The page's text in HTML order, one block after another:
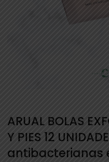
ARUAL BOLAS
Y PIES 12
antibacterianas